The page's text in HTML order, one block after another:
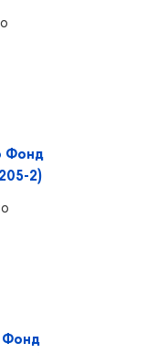
Фонд
2)
Фонд